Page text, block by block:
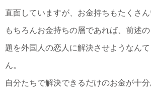
直面していますが、お金持ちもたくさん
もちろんお金持ちの層であれば、前述
題を外国人の恋人に解決させようなん
ん。
自分たちで解決できるだけのお金が十